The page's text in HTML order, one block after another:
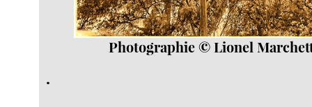
Photographie © Lionel
.